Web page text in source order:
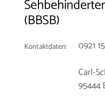
(BBSB)
Kontaktdaten:
0921
Carl-
95444